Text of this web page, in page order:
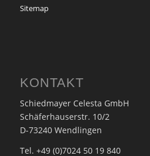
Sitemap
KONTAKT
Schiedmayer Celesta GmbH
Schäferhauserstr. 10/2
D-73240 Wendlingen
Tel. +49 (0)7024 50 19 840